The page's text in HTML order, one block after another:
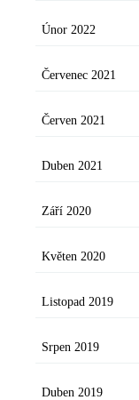
Únor 2022
Červenec 2021
Červen 2021
Duben 2021
Září 2020
Květen 2020
Listopad 2019
Srpen 2019
Duben 2019